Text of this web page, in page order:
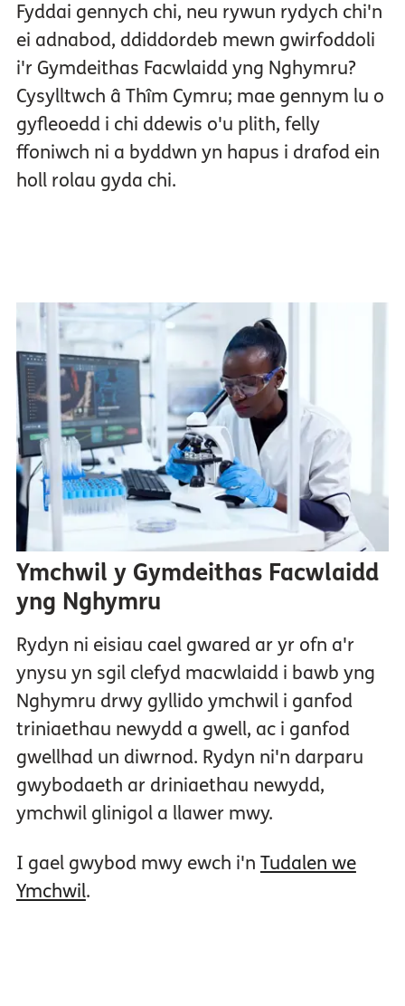
Fyddai gennych chi, neu rywun rydych chi'n
ei adnabod, ddiddordeb mewn gwirfoddoli
i'r Gymdeithas Facwlaidd yng Nghymru?
Cysylltwch â Thîm Cymru; mae gennym lu o
gyfleoedd i chi ddewis o'u plith, felly
ffoniwch ni a byddwn yn hapus i drafod ein
holl rolau gyda chi.
Ymchwil y Gymdeithas Facwlaidd
yng Nghymru
Rydyn ni eisiau cael gwared ar yr ofn a'r
ynysu yn sgil clefyd macwlaidd i bawb yng
Nghymru drwy gyllido ymchwil i ganfod
triniaethau newydd a gwell, ac i ganfod
gwellhad un diwrnod. Rydyn ni'n darparu
gwybodaeth ar driniaethau newydd,
ymchwil glinigol a llawer mwy.
I gael gwybod mwy ewch i'n Tudalen we
Ymchwil.